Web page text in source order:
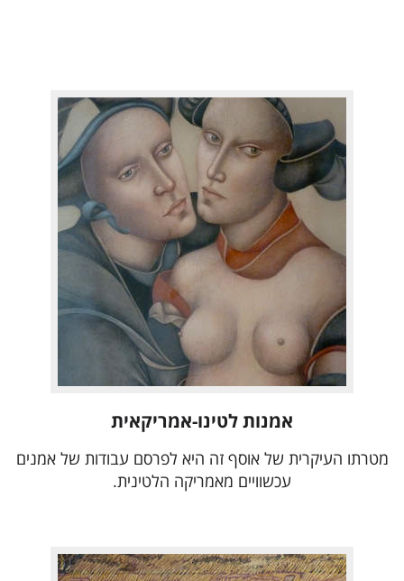
אמנות לטינו-אמריקאית
מטרתו העיקרית של אוסף זה היא לפרסם עבודות של אמנים
עכשוויים מאמריקה הלטינית.